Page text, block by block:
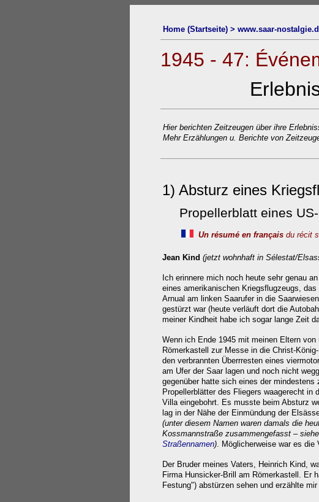
Home (Startseite) > www.saar-
1945 - 47:
Hier berichten Zeitzeugen über ihre
Mehr Erzählungen u. Berichte von
1) Absturz eines
Propellerblatt eines
Un résumé en français du récit
Jean Kind (jetzt wohnhaft in Sélestat/
Ich erinnere mich noch heute sehr genau
eines amerikanischen Kriegsflugzeugs,
Arnual am linken Saarufer in die
gestürzt war (heute verläuft dort die
meiner Kindheit habe ich sogar lange Zeit
Wenn ich Ende 1945 mit meinen Eltern von
Römerkastell zur Messe in die Christ-
den verbrannten Überrresten eines
am Ufer der Saar lagen und noch nicht
gegenüber hatte sich eines der mindestens
Propellerblätter des Fliegers waagerecht in
Villa eingebohrt. Es musste beim Absturz
lag in der Nähe der Einmündung der
(unter diesem Namen waren damals die
Kossmannstraße zusammengefasst –
Straßennamen). Möglicherweise war es die
Der Bruder meines Vaters, Heinrich Kind,
Firma Hunsicker-Brill am Römerkastell. Er
Festung") abstürzen sehen und erzählte